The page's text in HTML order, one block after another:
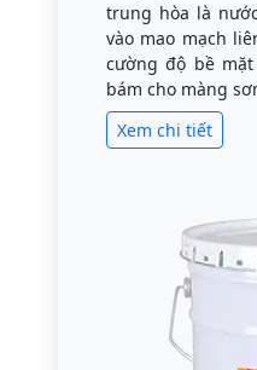
trung hòa là
vào mao mạch
cường độ bề
bám cho màng
Xem chi tiết